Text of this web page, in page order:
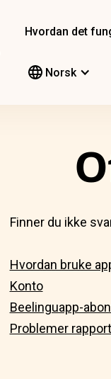
Hvordan det
Norsk
Finner du ikke
Hvordan bruke
Konto
Beelinguapp-
Problemer